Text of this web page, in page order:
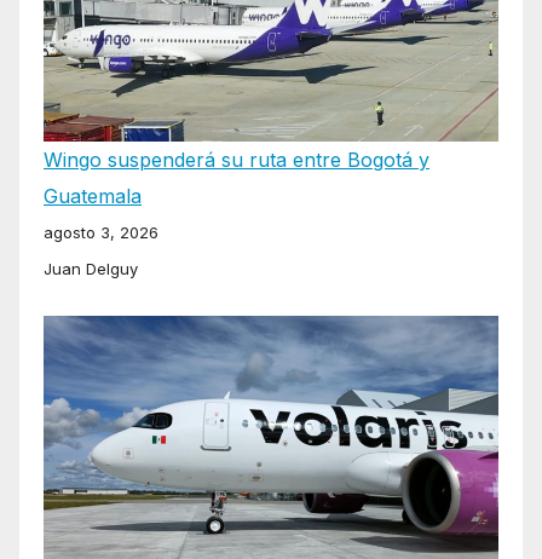
Wingo suspenderá su ruta entre Bogotá y
Guatemala
agosto 3, 2026
Juan Delguy